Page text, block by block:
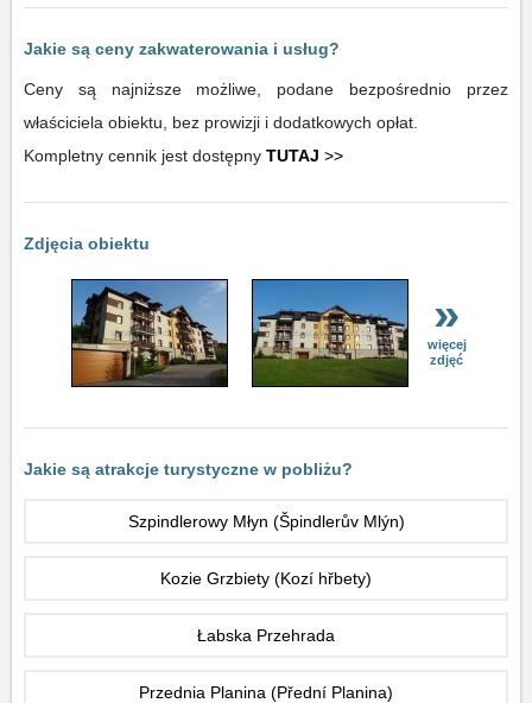
Jakie są ceny zakwaterowania i usług?
Ceny są najniższe możliwe, podane bezpośrednio przez
właściciela obiektu, bez prowizji i dodatkowych opłat.
Kompletny cennik jest dostępny TUTAJ >>
Zdjęcia obiektu
»
więcej
zdjęć
Jakie są atrakcje turystyczne w pobliżu?
Szpindlerowy Młyn (Špindlerův Mlýn)
Kozie Grzbiety (Kozí hřbety)
Łabska Przehrada
Przednia Planina (Přední Planina)